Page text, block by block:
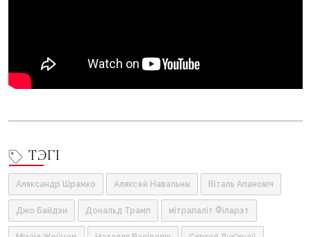
ТЭГІ
Аляксандр Шрамко Аляксей Навальны Віталь Апановіч
Джо Байдэн Дональд Трамп мітрапаліт Філарэт